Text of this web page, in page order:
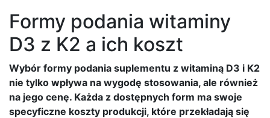
Formy podania witaminy
D3 z K2 a ich koszt
Wybór formy podania suplementu z witaminą D3 i K2
nie tylko wpływa na wygodę stosowania, ale również
na jego cenę. Każda z dostępnych form ma swoje
specyficzne koszty produkcji, które przekładają się